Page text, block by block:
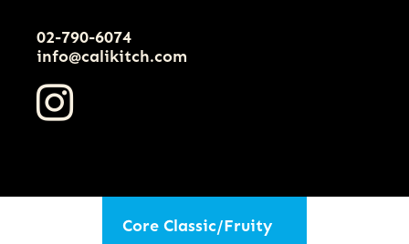
#Clean #Hoppy
#Citrus #Piney #아
Sprite,
(Jameson +
Pickle Juice)
Wild Turkey
101
5.7% ABV
500ml: 12.5
Core Classic/Fruity
02-790-6074
info@calikitch.com
